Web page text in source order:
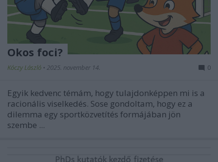
Okos foci?
Kóczy László • 2025. november 14. 0
Egyik kedvenc témám, hogy tulajdonképpen mi is a
racionális viselkedés. Sose gondoltam, hogy ez a
dilemma egy sportközvetítés formájában jön
szembe ...